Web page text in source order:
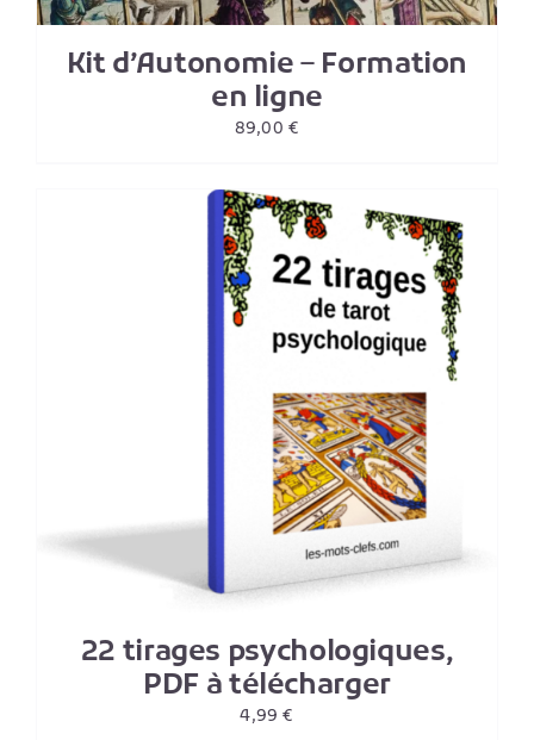
Kit d’Autonomie – Formation
en ligne
89,00€
22 tirages psychologiques,
PDF à télécharger
4,99€